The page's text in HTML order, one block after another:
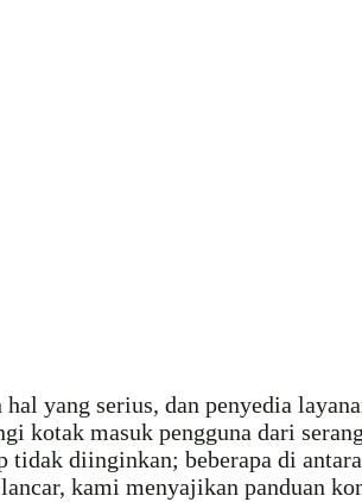
hal yang serius, dan penyedia
kotak masuk pengguna dari
tidak diinginkan; beberapa di
kami menyajikan panduan